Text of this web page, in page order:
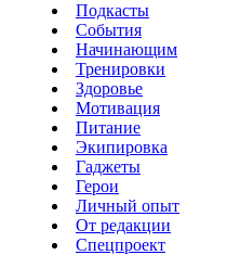
Подкасты
События
Начинающим
Тренировки
Здоровье
Мотивация
Питание
Экипировка
Гаджеты
Герои
Личный опыт
От редакции
Спецпроект